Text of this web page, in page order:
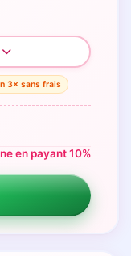
3× sans frais
en payant 10%